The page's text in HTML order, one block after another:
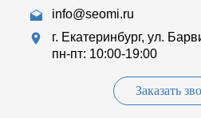
info@seomi.ru
г. Екатеринбург, ул.
пн-пт: 10:00-19:00
Заказать